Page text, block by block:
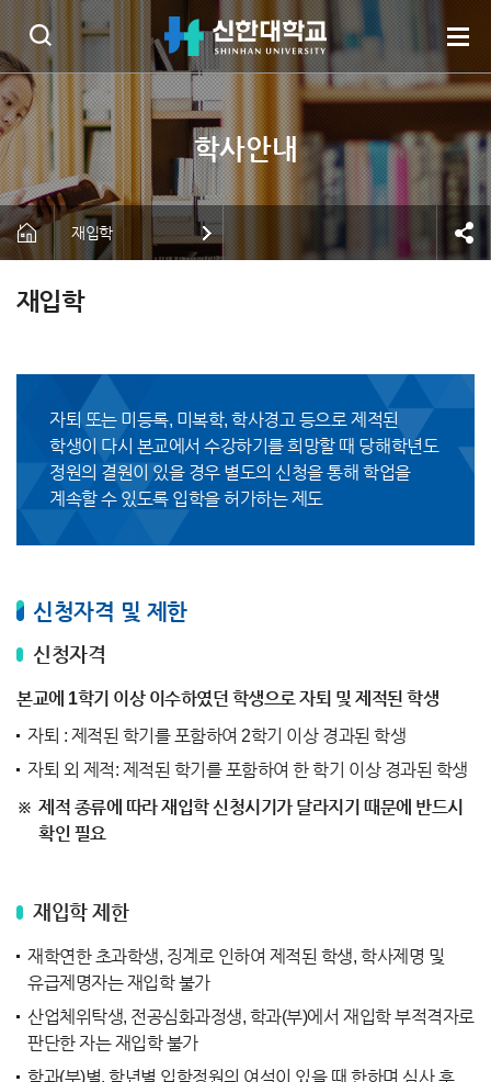
재입학
재입학
자퇴 또는 미등록, 미복학, 학사경고 등으로 제적된
학생이 다시 본교에서 수강하기를 희망할 때 당해학년도
정원의 결원이 있을 경우 별도의 신청을 통해 학업을
계속할 수 있도록 입학을 허가하는 제도
신청자격 및 제한
신청자격
본교에 1학기 이상 이수하였던 학생으로 자퇴 및 제적된 학생
자퇴 : 제적된 학기를 포함하여 2학기 이상 경과된 학생
자퇴 외 제적: 제적된 학기를 포함하여 한 학기 이상 경과된 학생
제적 종류에 따라 재입학 신청시기가 달라지기 때문에 반드시
확인 필요
재입학 제한
재학연한 초과학생, 징계로 인하여 제적된 학생, 학사제명 및
유급제명자는 재입학 불가
산업체위탁생, 전공심화과정생, 학과(부)에서 재입학 부적격자로
판단한 자는 재입학 불가
학과(부)별, 학년별 입학정원의 여석이 있을 때 한하며 심사 후